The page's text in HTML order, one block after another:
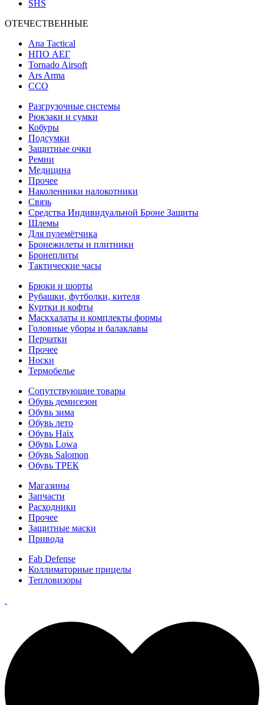
SHS
ОТЕЧЕСТВЕННЫЕ
Ana Tactical
НПО АЕГ
Tornado Airsoft
Ars Arma
ССО
Разгрузочные системы
Рюкзаки и сумки
Кобуры
Подсумки
Защитные очки
Ремни
Медицина
Прочее
Наколенники налокотники
Связь
Средства Индивидуальной Броне Защиты
Шлемы
Для пулемётчика
Бронежилеты и плитники
Бронеплиты
Тактические часы
Брюки и шорты
Рубашки, футболки, кителя
Куртки и кофты
Маскхалаты и комплекты формы
Головные уборы и балаклавы
Перчатки
Прочее
Носки
Термобелье
Сопутствующие товары
Обувь демисезон
Обувь зима
Обувь лето
Обувь Haix
Обувь Lowa
Обувь Salomon
Обувь ТРЕК
Магазины
Запчасти
Расходники
Прочее
Защитные маски
Привода
Fab Defense
Коллиматорные прицелы
Тепловизоры